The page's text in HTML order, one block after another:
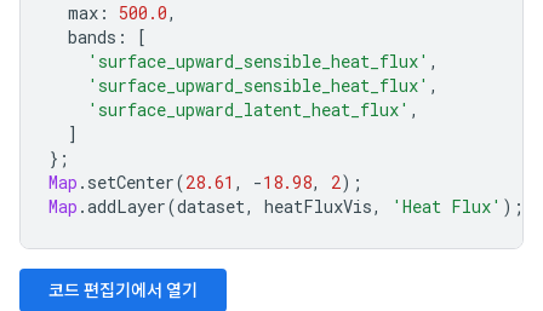
max : 500.0,
bands :
[
'surface_upward_sensible_heat_flux' ,
'surface_upward_sensible_heat_flux' ,
'surface_upward_latent_heat_flux' ,
]
};
Map . setCenter(28.61 , -18.98, 2);
Map .addLayer(dataset, heatFluxVis, 'Heat Flux' );
코드 편집기에서 열기